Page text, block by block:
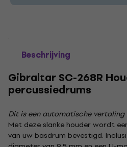
Beschrijving
Gibraltar SC-268R
percussiedrums
Dit is een automatische
Met deze slanke houder wordt
van uw basdrum bevestigd.